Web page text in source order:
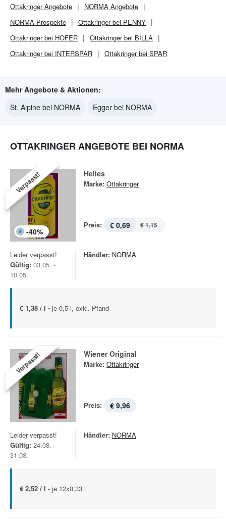
OttakringerAngebote NORMA Angebote
NORMA Prospekte
Ottakringer bei PENNY
Ottakringer bei HOFER
Ottakringer bei BILLA
Ottakringer bei INTERSPAR
Ottakringer bei SPAR
Mehr Angebote & Aktionen:
St. Alpine bei NORMA
Egger bei NORMA
OTTAKRINGER ANGEBOTE BEI NORMA
Verpasst!
-40%
Helles
Marke: Ottakringer
Preis: € 0,69 € 1,15
Leider verpasst!
Gültig: 03.05. -
10.05.
Händler: NORMA
€ 1,38 / l - je 0,5 l, exkl. Pfand
Verpasst! Wiener Original
Marke: Ottakringer
Preis: € 9,96
Leider verpasst!
Gültig: 24.08. -
31.08.
Händler: NORMA
€ 2,52 / l - je 12x0,33 l